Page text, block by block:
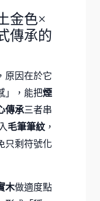
金色×
傳承的
原因在於它
」，能把煙
傳承三者串
毛筆筆紋 ，
只剩符號化
木做適度點